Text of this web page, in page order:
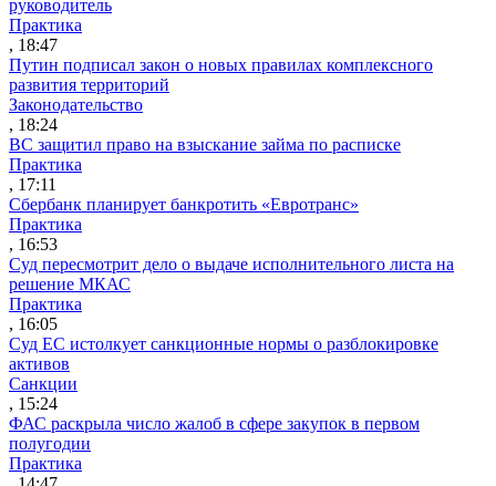
руководитель
Практика
, 18:47
Путин подписал закон о новых правилах комплексного
развития территорий
Законодательство
, 18:24
ВС защитил право на взыскание займа по расписке
Практика
, 17:11
Сбербанк планирует банкротить «Евротранс»
Практика
, 16:53
Суд пересмотрит дело о выдаче исполнительного листа на
решение МКАС
Практика
, 16:05
Суд ЕС истолкует санкционные нормы о разблокировке
активов
Санкции
, 15:24
ФАС раскрыла число жалоб в сфере закупок в первом
полугодии
Практика